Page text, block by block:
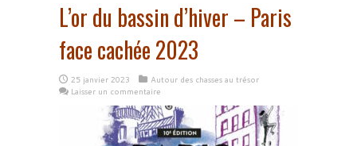
L’or du bassin d’hiver – Paris
face cachée 2023
25 janvier 2023
Autour des chasses au trésor
Laisser un commentaire